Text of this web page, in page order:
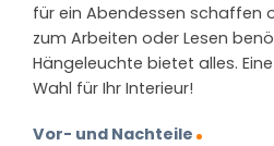
für ein Abendessen schaffen
zum Arbeiten oder Lesen
Hängeleuchte bietet alles.
Wahl für Ihr Interieur!
Vor- und Nachteile